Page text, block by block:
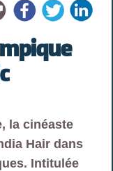
la cinéaste
Hair dans
Intitulée